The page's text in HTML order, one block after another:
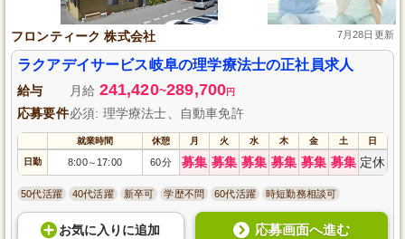
フロンティーク 株式会社 7月28日更新
ラクアデイサービス岐阜の理学療法士の正社員求人
給与 月給 241,420~289,700円
応募要件必須: 理学療法士、自動車免許
就業時間 休憩 月 火 水 木 金 土 日
日勤 8:00～ 17:00 60分 募集 募集 募集 募集 募集 募集 定休
50代活躍 40代活躍 新卒可 学歴不問 60代活躍 時短勤務相談可
お気に入り に追加 応募画面へ進む